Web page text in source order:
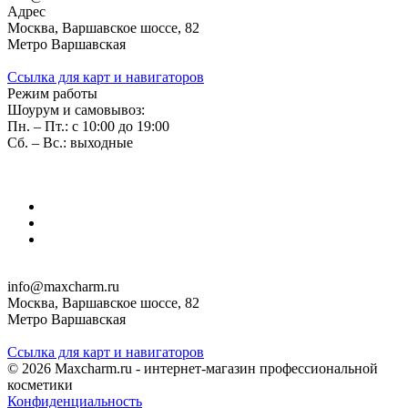
Адрес
Москва, Варшавское шоссе, 82
Метро Варшавская
Ссылка для карт и навигаторов
Режим работы
Шоурум и самовывоз:
Пн. – Пт.: с 10:00 до 19:00
Сб. – Вс.: выходные
info@maxcharm.ru
Москва, Варшавское шоссе, 82
Метро Варшавская
Ссылка для карт и навигаторов
© 2026 Maxcharm.ru - интернет-магазин профессиональной
косметики
Конфиденциальность